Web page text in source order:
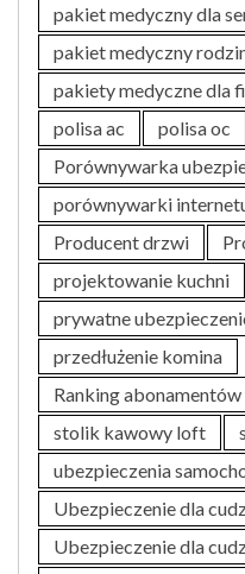
pakiet medyczny dla
pakiet medyczny
pakiety medyczne dla
polisa ac
polisa oc
Porównywarka
porównywarki
Producent drzwi
projektowanie kuchni
prywatne
przedłużenie komina
Ranking
stolik kawowy loft
ubezpieczenia
Ubezpieczenie dla
Ubezpieczenie dla